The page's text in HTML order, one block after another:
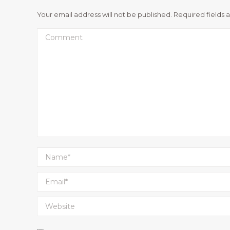
Your email address will not be published. Required fields
Comment
Name *
Email *
Website